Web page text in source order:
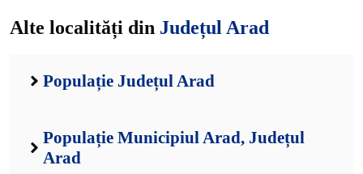
Alte localități din Județul Arad
Populație Județul Arad
Populație Municipiul Arad, Județul
Arad